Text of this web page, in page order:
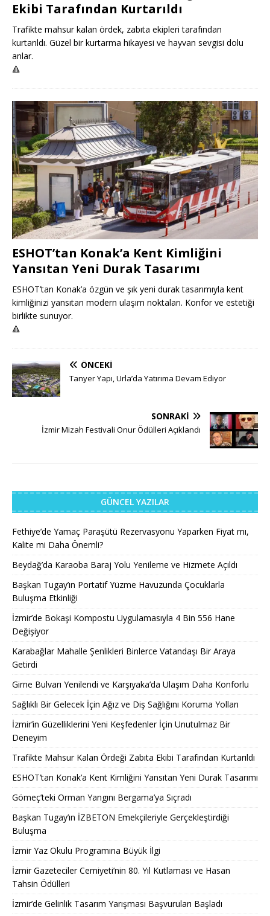
Ekibi Tarafından Kurtarıldı
Trafikte mahsur kalan ördek, zabıta ekipleri tarafından
kurtarıldı. Güzel bir kurtarma hikayesi ve hayvan sevgisi dolu
anlar.
🔺
ESHOT’tan Konak’a Kent Kimliğini
Yansıtan Yeni Durak Tasarımı
ESHOT’tan Konak’a özgün ve şık yeni durak tasarımıyla kent
kimliğinizi yansıtan modern ulaşım noktaları. Konfor ve estetiği
birlikte sunuyor.
🔺
ÖNCEKI
Tanyer Yapı, Urla’da Yatırıma Devam Ediyor
SONRAKI
İzmir Mizah Festivali Onur Ödülleri Açıklandı
GÜNCEL YAZILAR
Fethiye’de Yamaç Paraşütü Rezervasyonu Yaparken Fiyat mı,
Kalite mi Daha Önemli?
Beydağ’da Karaoba Baraj Yolu Yenileme ve Hizmete Açıldı
Başkan Tugay’ın Portatif Yüzme Havuzunda Çocuklarla
Buluşma Etkinliği
İzmir’de Bokaşi Kompostu Uygulamasıyla 4 Bin 556 Hane
Değişiyor
Karabağlar Mahalle Şenlikleri Binlerce Vatandaşı Bir Araya
Getirdi
Girne Bulvarı Yenilendi ve Karşıyaka’da Ulaşım Daha Konforlu
Sağlıklı Bir Gelecek İçin Ağız ve Diş Sağlığını Koruma Yolları
İzmir’in Güzelliklerini Yeni Keşfedenler İçin Unutulmaz Bir
Deneyim
Trafikte Mahsur Kalan Ördeği Zabıta Ekibi Tarafından Kurtarıldı
ESHOT’tan Konak’a Kent Kimliğini Yansıtan Yeni Durak Tasarımı
Gömeç’teki Orman Yangını Bergama’ya Sıçradı
Başkan Tugay’ın İZBETON Emekçileriyle Gerçekleştirdiği
Buluşma
İzmir Yaz Okulu Programına Büyük İlgi
İzmir Gazeteciler Cemiyeti’nin 80. Yıl Kutlaması ve Hasan
Tahsin Ödülleri
İzmir’de Gelinlik Tasarım Yarışması Başvuruları Başladı